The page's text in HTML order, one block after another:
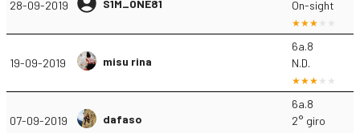
28-09-2019 S1M_ONE81
On-sight
19-09-2019 misu rina
6a.8
N.D.
07-09-2019 dafaso
6a.8
2° giro